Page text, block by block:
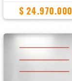
$ 24.970.000